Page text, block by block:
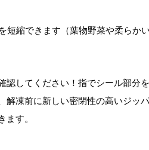
短縮できます（葉物野菜や柔らか
認してください！指でシール部分
解凍前に新しい密閉性の高いジッ
ます。